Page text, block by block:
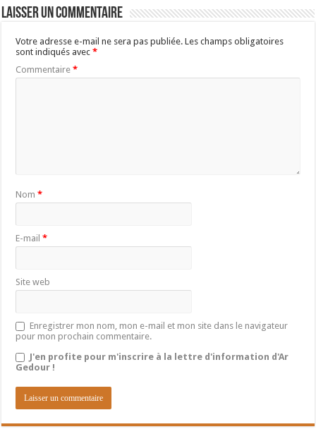
Laisser un commentaire
Votre adresse e-mail ne sera pas publiée. Les champs obligatoires
sont indiqués avec*
Commentaire*
Nom*
E-mail*
Site web
Enregistrer mon nom, mon e-mail et mon site dans le navigateur
pour mon prochain commentaire.
J'en profite pour m'inscrire à la lettre d'information d'Ar
Gedour !